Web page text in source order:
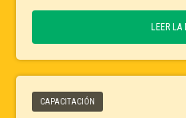
LEER LA
CAPACITACIÓN